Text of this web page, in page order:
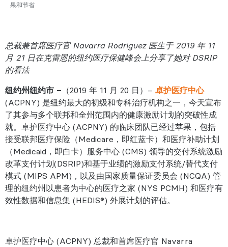
果和节省
总裁兼首席医疗官 Navarra Rodriguez 医生于 2019 年 11
月 21 日在克雷恩的纽约医疗保健峰会上分享了她对 DSRIP
的看法
纽约州纽约市 – （2019 年 11 月 20 日）– 卓护医疗中心
(ACPNY) 是纽约最大的初级和专科治疗机构之一，今天宣布
了其参与多个联邦和全州范围内的健康激励计划的突破性成
就。卓护医疗中心 (ACPNY) 的临床团队已经过苹果，包括
接受联邦医疗保险（Medicare，即红蓝卡）和医疗补助计划
（Medicaid，即白卡）服务中心 (CMS) 领导的交付系统激励
改革支付计划(DSRIP)和基于业绩的激励支付系统/替代支付
模式 (MIPS APM)，以及由国家质量保证委员会 (NCQA) 管
理的纽约州以患者为中心的医疗之家 (NYS PCMH) 和医疗有
效性数据和信息集 (HEDIS®) 外展计划的评估。
卓护医疗中心 (ACPNY) 总裁和首席医疗官 Navarra